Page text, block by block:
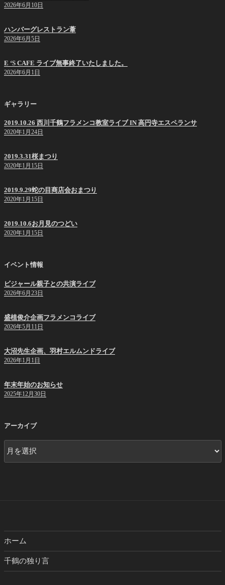
2026年6月10日
ハンバーグレストラン葦
2026年6月5日
E ‘S CAFE ライブ無事終了いたしました。
2026年6月1日
ギャラリー
2019.10.26 西川千鶴フラメンコ教室ライブ IN 高円寺エスペランサ
2020年1月24日
2019.3.31桜まつり
2020年1月15日
2019.9.29蛇の目商店会おまつり
2020年1月15日
2019.10.6お月見のつどい
2020年1月15日
イベント情報
ビジャール親子との共演ライブ
2026年6月23日
盛植俊介企画フラメンコライブ
2026年5月11日
大沼先生企画、羽村エルムンドライブ
2026年1月1日
年末年始のお知らせ
2025年12月30日
アーカイブ
ホーム
千鶴の独り言